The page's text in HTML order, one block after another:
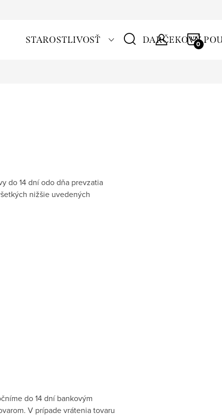
STAROSTLIVOSŤ DARČEKOVÝ
do 14 dní odo dňa prevzatia
nižšie uvedených
do 14 dní bankovým
V prípade vrátenia tovaru